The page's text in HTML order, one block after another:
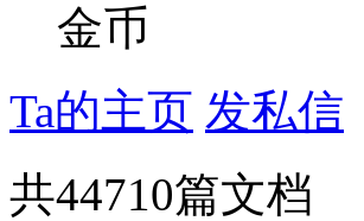
金币
Ta的主页 发私信
共44710篇文档